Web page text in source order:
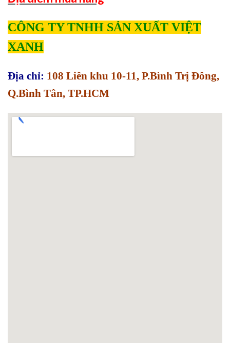
CÔNG TY TNHH SẢN XUẤT VIỆT
XANH
Địa chỉ: 108 Liên khu 10-11, P.Bình Trị Đông,
Q.Bình Tân, TP.HCM